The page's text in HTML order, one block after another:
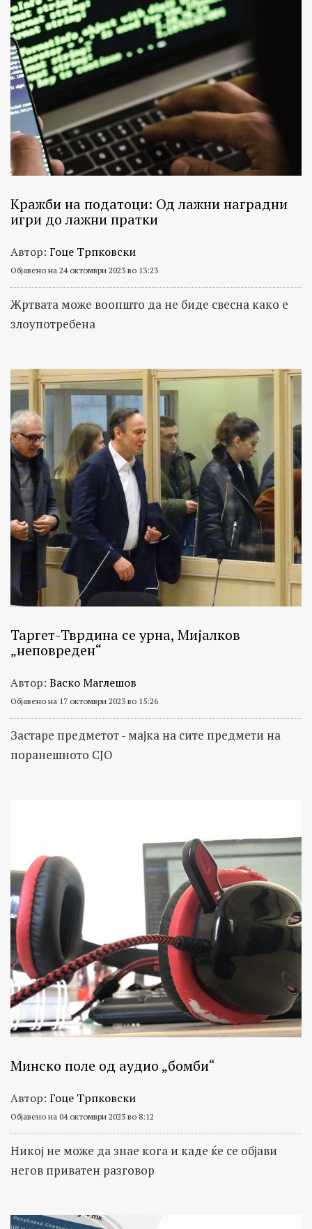
Кражби на податоци: Од лажни наградни
игри до лажни пратки
Автор: Гоце Трпковски
Објавено на 24 октомври 2023 во 13:23
Жртвата може воопшто да не биде свесна како е
злоупотребена
Таргет-Тврдина се урна, Мијалков
„неповреден“
Автор: Васко Маглешов
Објавено на 17 октомври 2023 во 15:26
Застаре предметот - мајка на сите предмети на
поранешното СЈО
Минско поле од аудио „бомби“
Автор: Гоце Трпковски
Објавено на 04 октомври 2023 во 8:12
Никој не може да знае кога и каде ќе се објави
негов приватен разговор